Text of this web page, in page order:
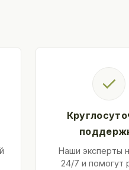
✓
Наши эксперты
24/7 и помогут